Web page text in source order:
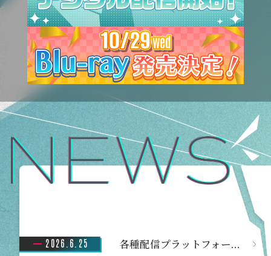
2026.6.25 各種配信プラットフォームにて配信決定！